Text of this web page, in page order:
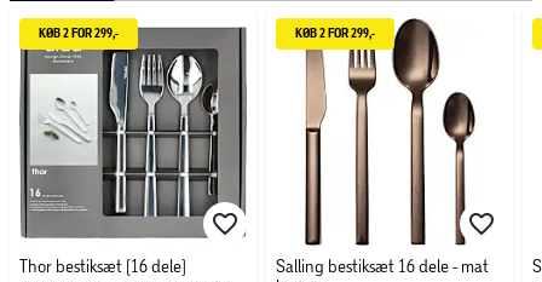
forlænge levetiden anbefales håndopvask.
Indhold 4 × knive 4 × gafler 4 × spiseskeer 4 × teskeer
Specifikationer:
Antal dele: 16
Materiale: Rustfrit stål
Tåler opvaskemaskine
KØB 2 FOR 299,-
Thor bestiksæt (16 dele)
KØB 2 FOR 299,-
Salling bestiksæt 16 dele - mat